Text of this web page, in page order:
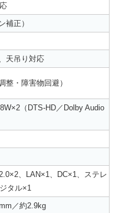
補正）
天吊り対応
整・障害物回避）
（DTS-HD／Dolby Audio
、LAN×1、DC×1、ステレ
タル×1
／約2.9kg